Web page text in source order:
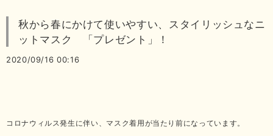
秋から春にかけて使いやすい、スタイリッシュなニ
ットマスク 「プレゼント」！
2020/09/16 00:16
コロナウィルス発生に伴い、マスク着用が当たり前になっています。